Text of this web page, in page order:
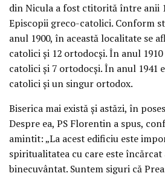
din Nicula a fost ctitorită între anii
Episcopii greco-catolici. Conform
anul 1900, în această localitate se
catolici şi 12 ortodocşi. În anul
catolici şi 7 ortodocşi. În anul 1941
catolici şi un singur ortodox.
Biserica mai există şi astăzi, în
Despre ea, PS Florentin a spus,
amintit: „La acest edificiu este
spiritualitatea cu care este încărcat
binecuvântat. Suntem siguri că